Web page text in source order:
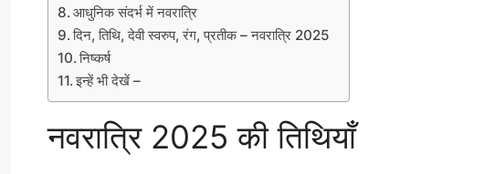
आधुनिक संदर्भ में नवरात्रि
दिन, तिथि, देवी स्वरुप, रंग, प्रतीक – नवरात्रि 2025
निष्कर्ष
इन्हें भी देखें –
नवरात्रि 2025 की तिथियाँ